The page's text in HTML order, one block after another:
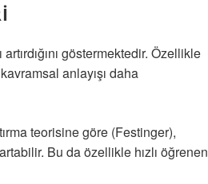
göstermektedir. Özellikle
anlayışı daha
teorisine göre (Festinger),
Bu da özellikle hızlı öğrenen